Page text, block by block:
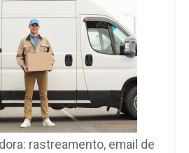
rastreamento, email de